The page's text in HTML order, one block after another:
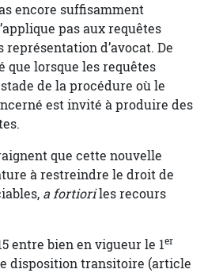
encore suffisamment
pas aux requêtes
d’avocat. De
que lorsque les requêtes
de la procédure où le
est invité à produire des
que cette nouvelle
à restreindre le droit de
a fortioriles recours
entre bien en vigueur le 1er
disposition transitoire (article